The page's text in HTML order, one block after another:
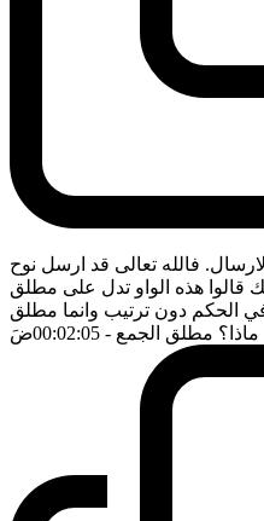
فالله تعالى قد ارسل نوح
قالوا هذه الواو تدل على مطلق
في الحكم دون ترتيب وانما مطلق
ماذا؟ مطلق الجمع - 00:02:05 ضَ